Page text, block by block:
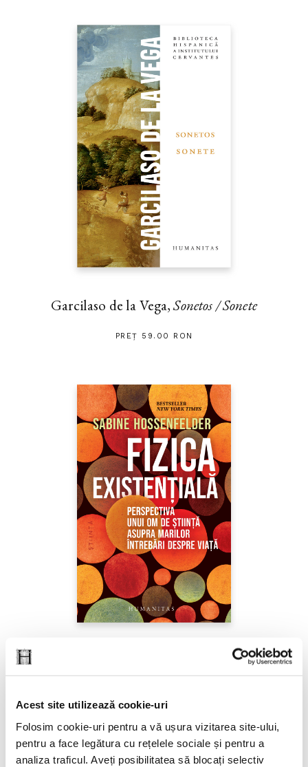
Acest site utilizează cookie-uri
Folosim cookie-uri pentru a vă ușura vizitarea site-ului,
pentru a face legătura cu rețelele sociale și pentru a
analiza traficul. Aveți posibilitatea să blocați selectiv
Garcilaso de la Vega,Sonetos / Sonete
PREȚ 59.00 RON
Fizica existenţială